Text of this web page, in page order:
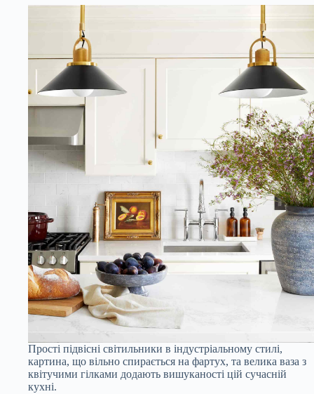
Прості підвісні світильники в індустріальному стилі,
картина, що вільно спирається на фартух, та велика ваза з
квітучими гілками додають вишуканості цій сучасній
кухні.